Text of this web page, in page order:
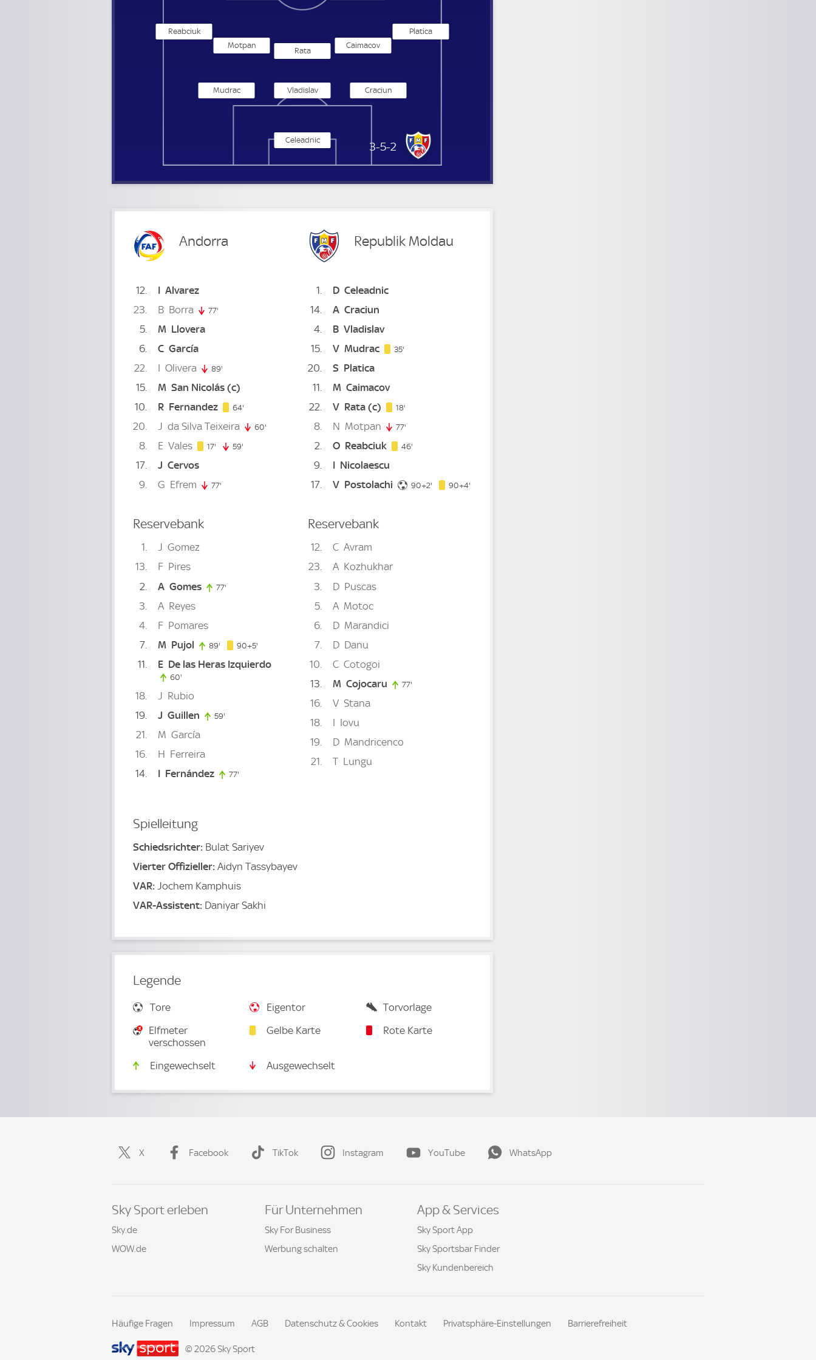
Republik Moldau
3-5-2
Celeadnic
Craciun
Vladislav
Mudrac
Platica
Caimacov
Rata
Motpan
Reabciuk
Andorra
12 I Alvarez
23
B Borra 77'
5 M Llovera
6
C García
22
I Olivera 89'
15 M San Nicolás(c)
10
R Fernandez 64'
20 J da Silva Teixeira 60'
8 E Vales 17' 17. minute
59'
17 J Cervos
9
G Efrem 77'
Reservebank
1 J Gomez
13
F Pires
2
A Gomes 77'
3 A Reyes
4
F Pomares
7
M Pujol 89' 89. minute
90+5'
11 E De las Heras Izquierdo
60'
18 J Rubio
19
J Guillen 59'
21 M García
16
H Ferreira
14
I Fernández 77'
Republik Moldau
1 D Celeadnic
14
A Craciun
4
B Vladislav
15
V Mudrac 35'
20 S Platica
11
M Caimacov
22
V Rata(c) 18'
8 N Motpan 77'
2 O Reabciuk 46'
9 I Nicolaescu
17
V Postolachi 90+2' 92. minute
90+4'
Reservebank
12 C Avram
23
A Kozhukhar
3
D Puscas
5
A Motoc
6
D Marandici
7
D Danu
10
C Cotogoi
13
M Cojocaru 77'
16 V Stana
18
I Iovu
19
D Mandricenco
21
T Lungu
Spielleitung
Schiedsrichter: Bulat Sariyev
Vierter Offizieller: Aidyn Tassybayev
VAR: Jochem Kamphuis
VAR-Assistent: Daniyar Sakhi
Legende
Tore Eigentor
Torvorlage
Elfmeter
verschossen
Gelbe Karte Rote Karte
Eingewechselt Ausgewechselt
X Facebook TikTok Instagram YouTube WhatsApp
Sky Sport erleben
Sky.de
WOW.de
Für Unternehmen
Sky For Business
Werbung schalten
App & Services
Sky Sport App
Sky Sportsbar Finder
Sky Kundenbereich
Häufige Fragen Impressum AGB Datenschutz & Cookies Kontakt Privatsphäre-Einstellungen Barrierefreiheit
© 2026 Sky Sport